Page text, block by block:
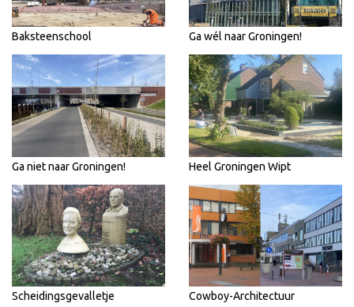
Baksteenschool Ga wél naar Groningen!
Ga niet naar Groningen! Heel Groningen Wipt
Scheidingsgevalletje Cowboy-Architectuur